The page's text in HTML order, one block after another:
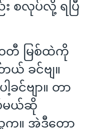
စလုပ်လို့ ရပြီ
ဝတီ မြစ်ထဲကို
ယ် ခင်ဗျ။
င်ဗျာ။ တာ
မယ်ဆို
က။ အဲဒီတော့